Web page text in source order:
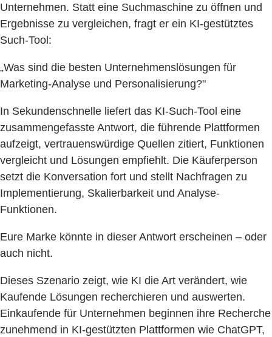
Unternehmen. Statt eine Suchmaschine zu öffnen und
Ergebnisse zu vergleichen, fragt er ein KI-gestütztes
Such-Tool:
„Was sind die besten Unternehmenslösungen für
Marketing-Analyse und Personalisierung?"
In Sekundenschnelle liefert das KI-Such-Tool eine
zusammengefasste Antwort, die führende Plattformen
aufzeigt, vertrauenswürdige Quellen zitiert, Funktionen
vergleicht und Lösungen empfiehlt. Die Käuferperson
setzt die Konversation fort und stellt Nachfragen zu
Implementierung, Skalierbarkeit und Analyse-
Funktionen.
Eure Marke könnte in dieser Antwort erscheinen – oder
auch nicht.
Dieses Szenario zeigt, wie KI die Art verändert, wie
Kaufende Lösungen recherchieren und auswerten.
Einkaufende für Unternehmen beginnen ihre Recherche
zunehmend in KI-gestützten Plattformen wie ChatGPT,